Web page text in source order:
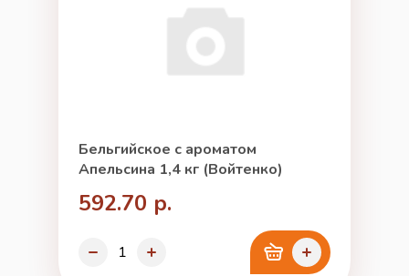
Бельгийское с ароматом
Апельсина 1,4 кг (Войтенко)
592.70 р.